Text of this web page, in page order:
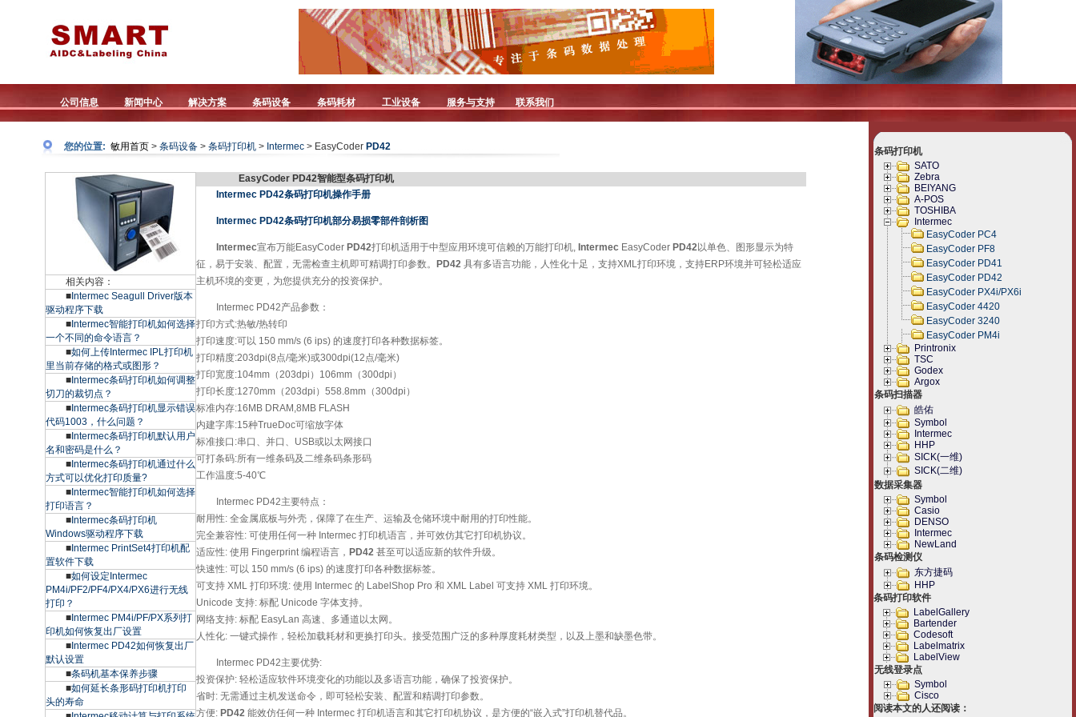
公司信息 新闻中心 解决方案 条码设备 条码耗材 工业设备 服务与支持 联系我们
您的位置: 敏用首页 > 条码设备 > 条码打印机 > Intermec > EasyCoder PD42
条码打印机
SATO
Zebra
BEIYANG
A-POS
TOSHIBA
Intermec
EasyCoder PC4
EasyCoder PF8
EasyCoder PD41
EasyCoder PD42
EasyCoder PX4i/PX6i
EasyCoder 4420
EasyCoder 3240
EasyCoder PM4i
Printronix
TSC
Godex
Argox
条码扫描器
皓佑
Symbol
Intermec
HHP
SICK(一维)
SICK(二维)
数据采集器
Symbol
Casio
DENSO
Intermec
NewLand
条码检测仪
东方捷码
HHP
条码打印软件
LabelGallery
Bartender
Codesoft
Labelmatrix
LabelView
无线登录点
Symbol
Cisco
阅读本文的人还阅读：
相关内容：
■ Intermec Seagull Driver版本
驱动程序下载
■ Intermec智能打印机如何选择
一个不同的命令语言？
■如何上传Intermec IPL打印机
里当前存储的格式或图形？
■ Intermec条码打印机如何调整
切刀的裁切点？
■ Intermec条码打印机显示错误
代码1003，什么问题？
■ Intermec条码打印机默认用户
名和密码是什么？
■ Intermec条码打印机通过什么
方式可以优化打印质量?
■ Intermec智能打印机如何选择
打印语言？
■ Intermec条码打印机
Windows驱动程序下载
■ Intermec PrintSet4打印机配
置软件下载
■如何设定Intermec
PM4i/PF2/PF4/PX4/PX6进行无线
打印？
■ Intermec PM4i/PF/PX系列打
印机如何恢复出厂设置
■ Intermec PD42如何恢复出厂
默认设置
■条码机基本保养步骤
■如何延长条形码打印机打印
头的寿命
EasyCoder PD42智能型条码打印机
Intermec PD42条码打印机操作手册
Intermec PD42条码打印机部分易损零部件剖析图
Intermec宣布万能EasyCoder PD42打印机适用于中型应用环境可信赖的万能打印机, Intermec EasyCoder PD42以单色、图形显示为特
征，易于安装、配置，无需检查主机即可精调打印参数。
PD42 具有多语言功能，人性化十足，支持XML打印环境，支持ERP环境并可轻松适应
主机环境的变更，为您提供充分的投资保护。
Intermec PD42产品参数：
打印方式:热敏/热转印
打印速度:可以 150 mm/s (6 ips) 的速度打印各种数据标签。
打印精度:203dpi(8点/毫米)或300dpi(12点/毫米)
打印宽度:104mm（203dpi）106mm（300dpi）
打印长度:1270mm（203dpi）558.8mm（300dpi）
标准内存:16MB DRAM,8MB FLASH
内建字库:15种TrueDoc可缩放字体
标准接口:串口、并口、USB或以太网接口
可打条码:所有一维条码及二维条码条形码
工作温度:5-40℃
Intermec PD42主要特点：
耐用性: 全金属底板与外壳，保障了在生产、运输及仓储环境中耐用的打印性能。
完全兼容性: 可使用任何一种 Intermec 打印机语言，并可效仿其它打印机协议。
适应性: 使用 Fingerprint 编程语言， PD42 甚至可以适应新的软件升级。
快速性: 可以 150 mm/s (6 ips) 的速度打印各种数据标签。
可支持 XML 打印环境: 使用 Intermec 的 LabelShop Pro 和 XML Label 可支持 XML 打印环境。
Unicode 支持: 标配 Unicode 字体支持。
网络支持: 标配 EasyLan 高速、多通道以太网。
人性化: 一键式操作，轻松加载耗材和更换打印头。接受范围广泛的多种厚度耗材类型，以及上墨和缺墨色带。
Intermec PD42主要优势:
投资保护: 轻松适应软件环境变化的功能以及多语言功能，确保了投资保护。
省时: 无需通过主机发送命令，即可轻松安装、配置和精调打印参数。
方便: PD42 能效仿任何一种 Intermec 打印机语言和其它打印机协议，是方便的“嵌入式”打印机替代品。